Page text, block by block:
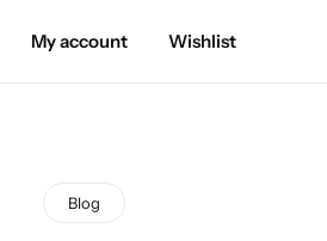
My account Wishlist
Blog